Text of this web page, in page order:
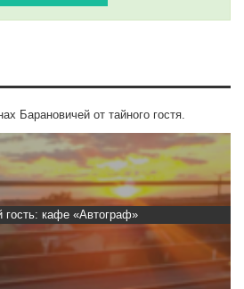
Барановичей от тайного гостя.
гость: кафе «Автограф»